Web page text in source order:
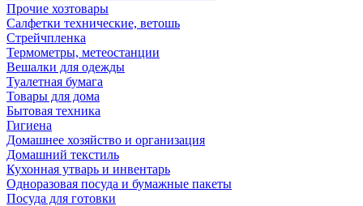
Прочие хозтовары
Салфетки технические, ветошь
Стрейчпленка
Термометры, метеостанции
Вешалки для одежды
Туалетная бумага
Товары для дома
Бытовая техника
Гигиена
Домашнее хозяйство и организация
Домашний текстиль
Кухонная утварь и инвентарь
Одноразовая посуда и бумажные пакеты
Посуда для готовки